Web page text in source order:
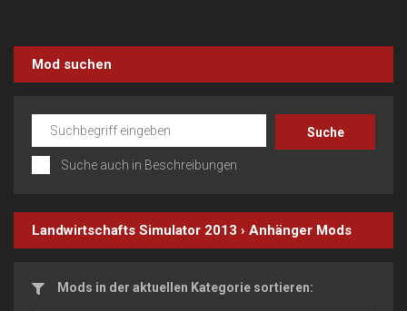
Mod suchen
Suche auch in Beschreibungen
Landwirtschafts Simulator 2013 › Anhänger Mods
Mods in der aktuellen Kategorie sortieren: